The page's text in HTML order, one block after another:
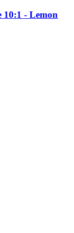
10:1 -​ Lemon